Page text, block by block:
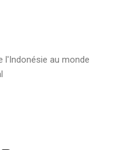
l'Indonésie au monde